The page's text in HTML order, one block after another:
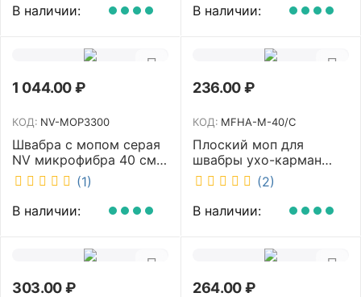
В наличии:
В наличии:
1 044.00₽
КОД: NV-MOP3300
Швабра с мопом серая
NV микрофибра 40 см
NV-MOP3300
(1)
В наличии:
236.00₽
КОД: MFHA-M-40/C
Плоский моп для
швабры ухо-карман
белый 40 см NV MFHA-
M-40/C
(2)
В наличии:
303.00₽ 264.00₽